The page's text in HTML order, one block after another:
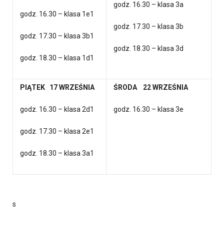
godz. 16.30 – klasa 1e1
godz. 17.30 – klasa 3b1
godz. 18.30 – klasa 1d1
godz. 16.30 – klasa 3a
godz. 17.30 – klasa 3b
godz. 18.30 – klasa 3d
PIĄTEK 17 WRZEŚNIA
godz. 16.30 – klasa 2d1
godz. 17.30 – klasa 2e1
godz. 18.30 – klasa 3a1
ŚRODA 22 WRZEŚNIA
godz. 16.30 – klasa 3e
s